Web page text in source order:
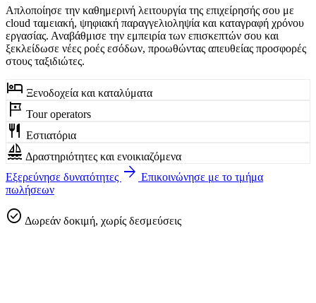
Απλοποίησε την καθημερινή λειτουργία της επιχείρησής σου με
cloud ταμειακή, ψηφιακή παραγγελιοληψία και καταγραφή χρόνου
εργασίας. Αναβάθμισε την εμπειρία των επισκεπτών σου και
ξεκλείδωσε νέες ροές εσόδων, προωθώντας απευθείας προσφορές
στους ταξιδιώτες.
hotel Ξενοδοχεία και καταλύματα
tour Tour operators
restaurant Εστιατόρια
sailing Δραστηριότητες και ενοικιαζόμενα
Εξερεύνησε δυνατότητες arrow_forward Επικοινώνησε με το τμήμα
πωλήσεων
check_circle Δωρεάν δοκιμή, χωρίς δεσμεύσεις